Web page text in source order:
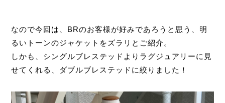
なので今回は、BRのお客様が好みであろうと思う、明
るいトーンのジャケットをズラリとご紹介。
しかも、シングルブレステッドよりラグジュアリーに見
せてくれる、ダブルブレステッドに絞りました！